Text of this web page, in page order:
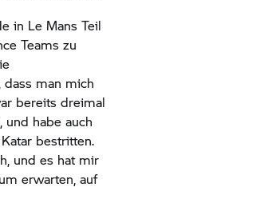
in Le Mans Teil
Teams zu
man mich
bereits dreimal
und habe auch
bestritten.
und es hat mir
erwarten, auf